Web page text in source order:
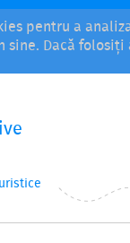
pentru a
Dacă